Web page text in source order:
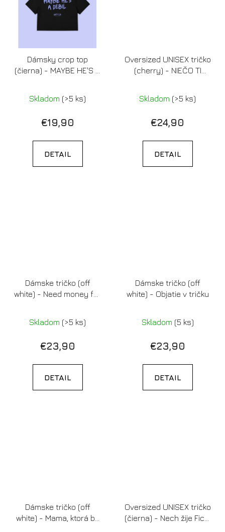
Dámsky crop top
(čierna) - MAYBE HE'S A
Skladom (>5 ks)
€19,90
DETAIL
Oversized UNISEX tričko
(cherry) - NIEČO TI
Skladom (>5 ks)
€24,90
DETAIL
Dámske tričko (off
white) - Need money for
Skladom (>5 ks)
€23,90
DETAIL
Dámske tričko (off
white) - Objatie v tričku
Skladom (5 ks)
€23,90
DETAIL
Dámske tričko (off
white) - Mama, ktorá by
Oversized UNISEX tričko
(čierna) - Nech žije Fico!